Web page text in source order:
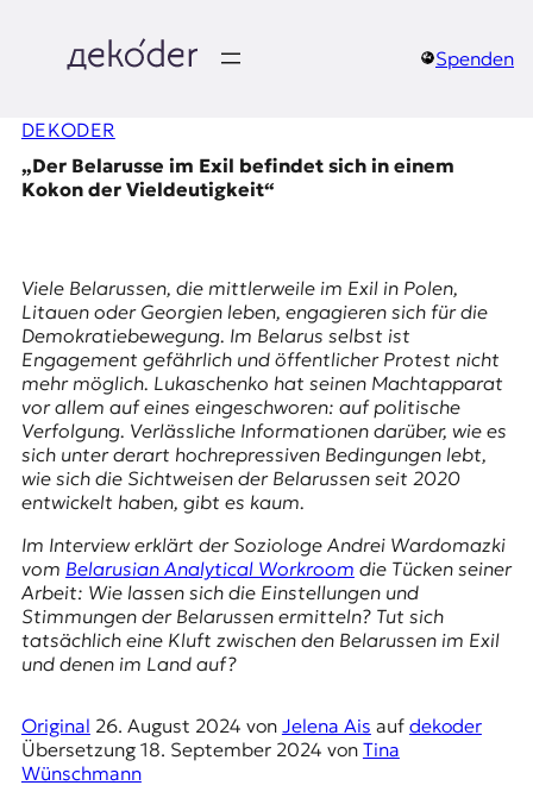
springen
e
k
d
e
r
|
D
E
K
O
D
E
R
Spenden
DEKODER
„Der Belarusse im Exil befindet sich in einem
Kokon der Vieldeutigkeit“
Viele Belarussen, die mittlerweile im Exil in Polen,
Litauen oder Georgien leben, engagieren sich für die
Demokratiebewegung. Im Belarus selbst ist
Engagement gefährlich und öffentlicher Protest nicht
mehr möglich. Lukaschenko hat seinen Machtapparat
vor allem auf eines eingeschworen: auf politische
Verfolgung. Verlässliche Informationen darüber, wie es
sich unter derart hochrepressiven Bedingungen lebt,
wie sich die Sichtweisen der Belarussen seit 2020
entwickelt haben, gibt es kaum.
Im Interview erklärt der Soziologe Andrei Wardomazki
vom Belarusian Analytical Workroom die Tücken seiner
Arbeit: Wie lassen sich die Einstellungen und
Stimmungen der Belarussen ermitteln? Tut sich
tatsächlich eine Kluft zwischen den Belarussen im Exil
und denen im Land auf?
Original 26. August 2024 von Jelena Ais auf dekoder
Übersetzung 18. September 2024 von Tina
Wünschmann